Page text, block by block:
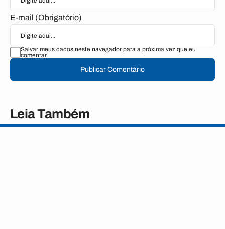
E-mail (Obrigatório)
Salvar meus dados neste navegador para a próxima vez que eu
comentar.
Publicar Comentário
Leia Também